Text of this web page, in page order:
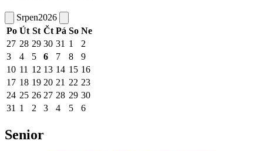
Srpen2026
Po Út St Čt Pá So Ne
27 28 29 30 31 1
2
3
4 5 6 7 8
9
10 11 12 13 14 15 16
17 18 19 20 21 22 23
24 25 26 27 28 29 30
31 1 2 3 4 5 6
Senior